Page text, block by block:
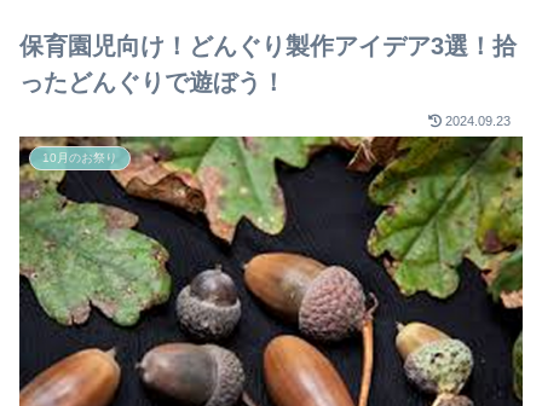
保育園児向け！どんぐり製作アイデア3選！拾
ったどんぐりで遊ぼう！
2024.09.23
10月のお祭り